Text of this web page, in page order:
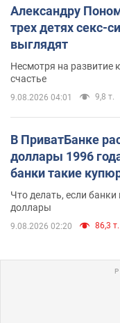
Александру
трех детях секс-
выглядят
Несмотря на развитие
счастье
9.08.2026 04:01 9,8 т.
В ПриватБанке
доллары 1996
банки такие
Что делать, если
доллары
9.08.2026 02:20 86,3 т.